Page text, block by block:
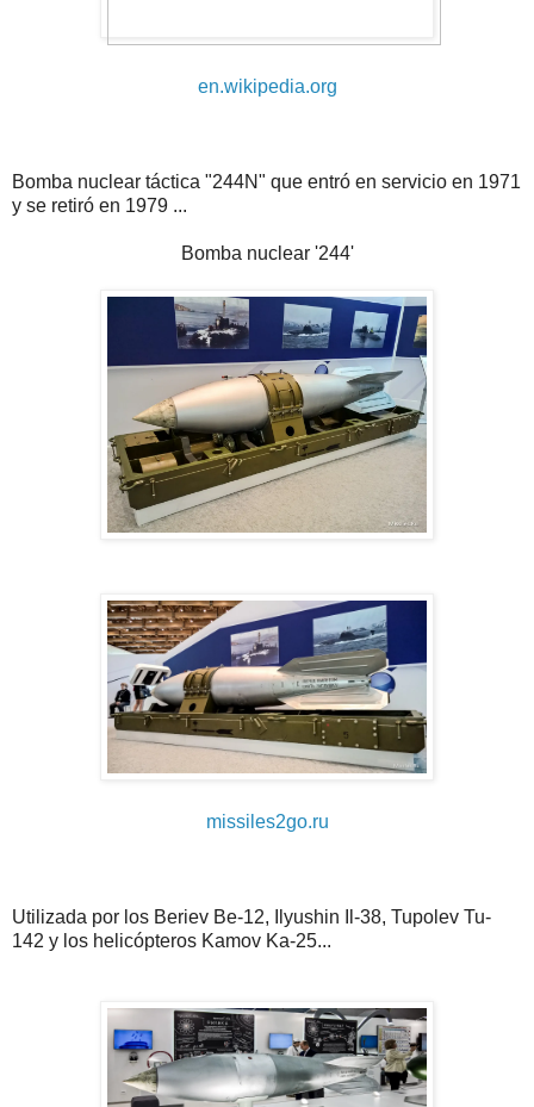
en.wikipedia.org
Bomba nuclear táctica "244N" que entró en servicio en 1971
y se retiró en 1979 ...
Bomba nuclear '244'
missiles2go.ru
Utilizada por los Beriev Be-12, Ilyushin Il-38, Tupolev Tu-
142 y los helicópteros Kamov Ka-25...